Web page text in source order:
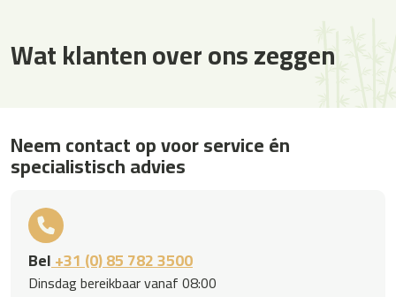
Wat klanten over ons zeggen
Neem contact op voor service én
specialistisch advies
Bel+31 (0) 85 782 3500
Dinsdag bereikbaar vanaf 08:00